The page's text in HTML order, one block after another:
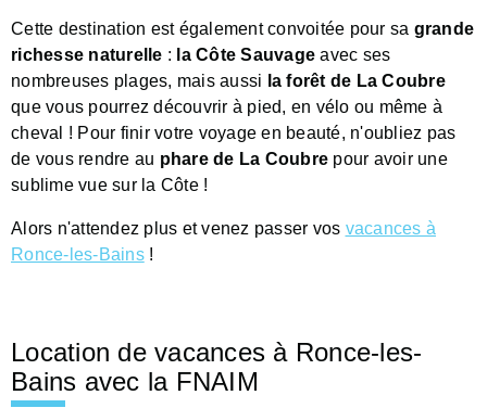
Cette destination est également convoitée pour sa grande
richesse naturelle : la Côte Sauvage avec ses
nombreuses plages, mais aussi la forêt de La Coubre
que vous pourrez découvrir à pied, en vélo ou même à
cheval ! Pour finir votre voyage en beauté, n'oubliez pas
de vous rendre au phare de La Coubre pour avoir une
sublime vue sur la Côte !
Alors n'attendez plus et venez passer vos vacances à
Ronce-les-Bains!
Location de vacances à Ronce-les-
Bains avec la FNAIM